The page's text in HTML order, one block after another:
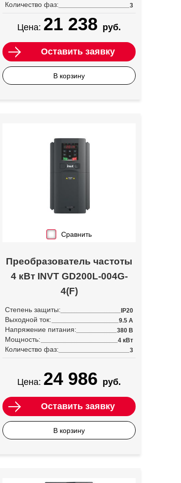
Количество фаз: 3
Цена: 21 238 руб.
Оставить заявку
В корзину
Сравнить
Преобразователь частоты
4 кВт INVT GD200L-004G-
4(F)
Степень защиты: IP20
Выходной ток: 9.5 А
Напряжение питания: 380 В
Мощность: 4 кВт
Количество фаз: 3
Цена: 24 986 руб.
Оставить заявку
В корзину